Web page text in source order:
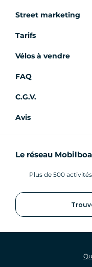
Street marketing
Tarifs
Vélos à vendre
FAQ
C.G.V.
Avis
Le réseau
Plus de 500